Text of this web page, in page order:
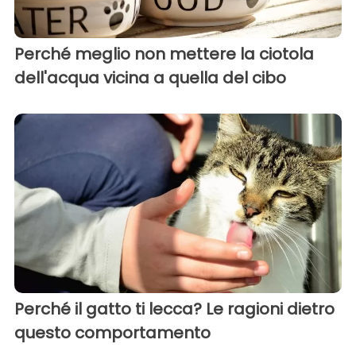
Perché meglio non mettere la ciotola
dell'acqua vicina a quella del cibo
Perché il gatto ti lecca? Le ragioni dietro
questo comportamento